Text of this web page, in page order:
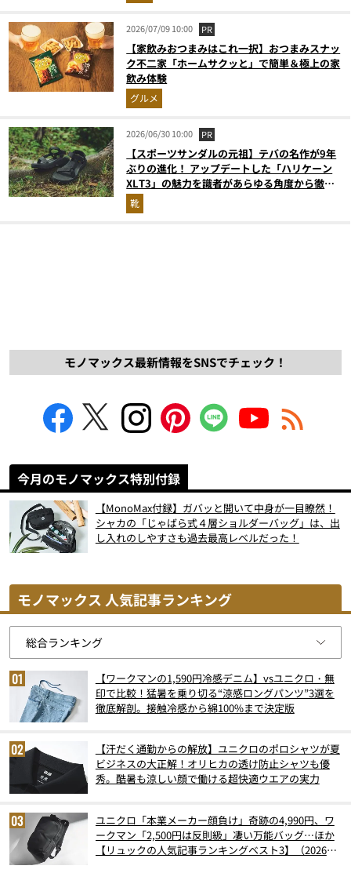
2026/07/09 10:00 PR
【家飲みおつまみはこれ一択】おつまみスナッ
ク不二家「ホームサクッと」で簡単＆極上の家
飲み体験
グルメ
2026/06/30 10:00 PR
【スポーツサンダルの元祖】テバの名作が9年
ぶりの進化！ アップデートした「ハリケーン
XLT3」の魅力を識者があらゆる角度から徹底
解説！
靴
モノマックス最新情報をSNSでチェック！
今月のモノマックス特別付録
【MonoMax付録】ガバッと開いて中身が一目瞭然！
シャカの「じゃばら式４層ショルダーバッグ」は、出
し入れのしやすさも過去最高レベルだった！
モノマックス 人気記事ランキング
【ワークマンの1,590円冷感デニム】vsユニクロ・無
印で比較！猛暑を乗り切る“涼感ロングパンツ”3選を
徹底解剖。接触冷感から綿100%まで決定版
【汗だく通勤からの解放】ユニクロのポロシャツが夏
ビジネスの大正解！オリヒカの透け防止シャツも優
秀。酷暑も涼しい顔で働ける超快適ウエアの実力
ユニクロ「本業メーカー顔負け」奇跡の4,990円、ワ
ークマン「2,500円は反則級」凄い万能バッグ…ほか
【リュックの人気記事ランキングベスト3】（2026年